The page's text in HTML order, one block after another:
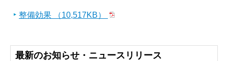
整備効果 （10,517KB）
最新のお知らせ・ニュースリリース